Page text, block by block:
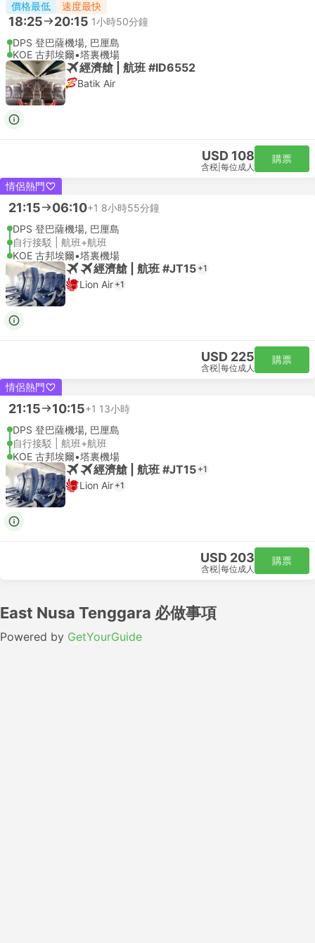
價格最低 速度最快
18:25 20:15 1小時50分鐘
DPS 登巴薩機場, 巴厘島
KOE 古邦埃爾•塔裏機場
經濟艙 | 航班 #ID6552
Batik Air
USD 108
含税 每位成人
購票
情侶熱門
21:15 06:10+1 8小時55分鐘
DPS 登巴薩機場, 巴厘島
自行接駁 | 航班+航班
KOE 古邦埃爾•塔裏機場
經濟艙 | 航班 #JT15 +1
Lion Air +1
USD 225
含税 每位成人
購票
情侶熱門
21:15 10:15+1 13小時
DPS 登巴薩機場, 巴厘島
自行接駁 | 航班+航班
KOE 古邦埃爾•塔裏機場
經濟艙 | 航班 #JT15 +1
Lion Air +1
USD 203
含税 每位成人
購票
East Nusa Tenggara 必做事項
Powered by GetYourGuide